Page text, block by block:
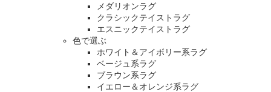
メダリオンラグ
クラシックテイストラグ
エスニックテイストラグ
色で選ぶ
ホワイト＆アイボリー系ラグ
ベージュ系ラグ
ブラウン系ラグ
イエロー＆オレンジ系ラグ